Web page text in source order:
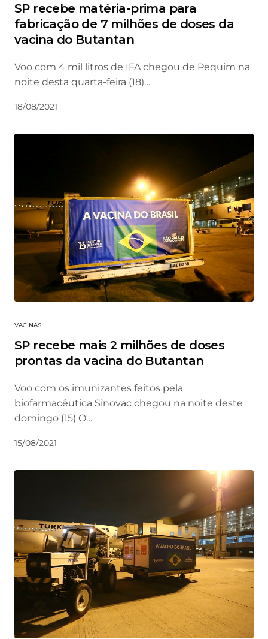
SP recebe matéria-prima para
fabricação de 7 milhões de doses da
vacina do Butantan
Voo com 4 mil litros de IFA chegou de Pequim na
noite desta quarta-feira (18)…
18/08/2021
VACINAS
SP recebe mais 2 milhões de doses
prontas da vacina do Butantan
Voo com os imunizantes feitos pela
biofarmacêutica Sinovac chegou na noite deste
domingo (15) O…
15/08/2021